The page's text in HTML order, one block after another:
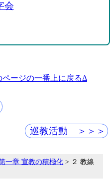
会
ページの一番上に戻るΔ
巡教活動 ＞＞＞
一章 宣教の積極化 > ２ 教線